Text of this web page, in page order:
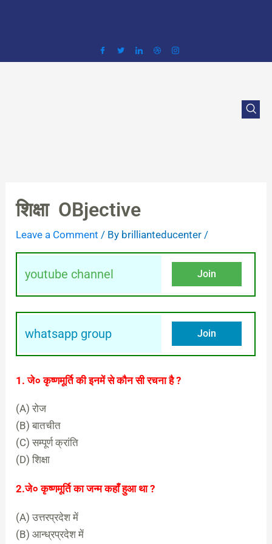
शिक्षा OBjective
Leave a Comment / By brillianteducenter /
youtube channel Join
whatsapp group Join
1. जे० कृष्णमूर्ति की इनमें से कौन सी रचना है ?
(A) रोज
(B) बातचीत
(C) सम्पूर्ण क्रांति
(D) शिक्षा
(D) शिक्षा
2.जे० कृष्णमूर्ति का जन्म कहाँ हुआ था ?
(A) उत्तरप्रदेश में
(B) आन्ध्रप्रदेश में